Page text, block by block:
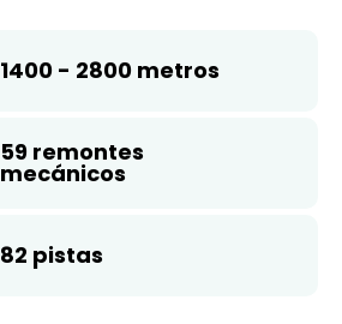
1400 - 2800 metros
59 remontes
mecánicos
82 pistas